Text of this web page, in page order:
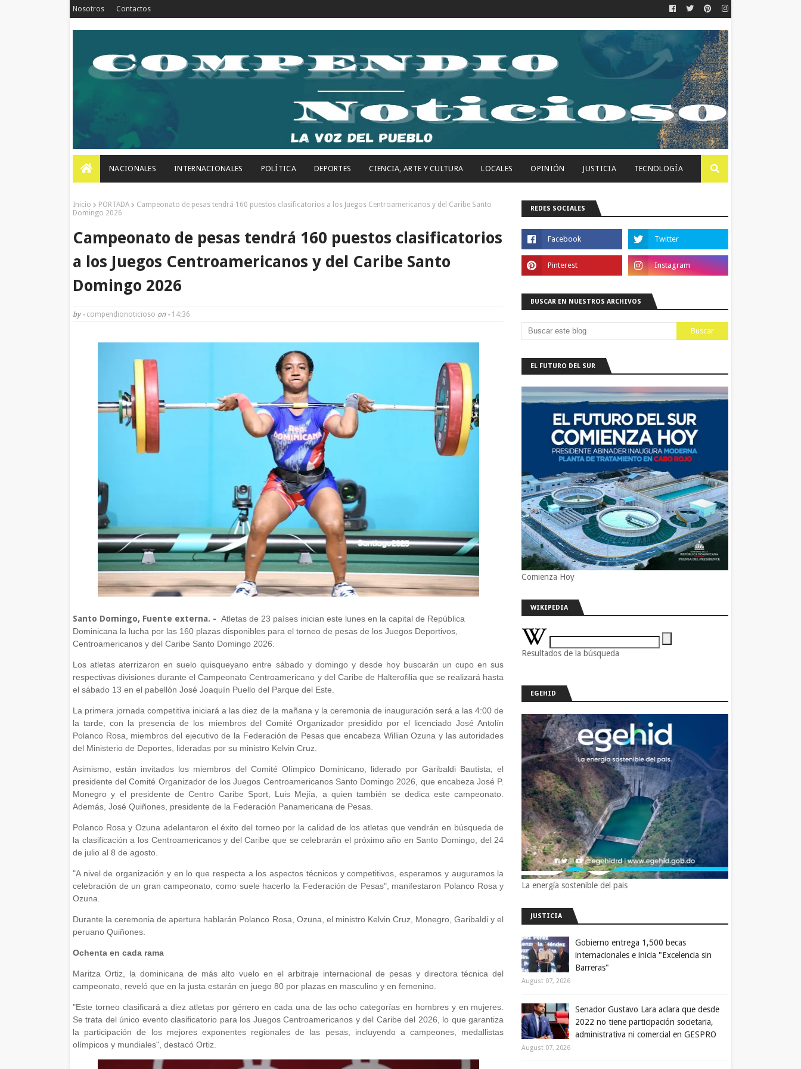
Nosotros Contactos
NACIONALES INTERNACIONALES POLÍTICA DEPORTES CIENCIA, ARTE Y CULTURA LOCALES OPINIÓN JUSTICIA TECNOLOGÍA
Inicio PORTADA
Campeonato de pesas tendrá 160 puestos clasificatorios a los Juegos Centroamericanos y del Caribe Santo
Domingo 2026
Campeonato de pesas tendrá 160 puestos clasificatorios
a los Juegos Centroamericanos y del Caribe Santo
Domingo 2026
by - compendionoticioso on - 14:36
Santo Domingo, Fuente externa. - Atletas de 23 países inician este lunes en la capital de República
Dominicana la lucha por las 160 plazas disponibles para el torneo de pesas de los Juegos Deportivos,
Centroamericanos y del Caribe Santo Domingo 2026.
Los atletas aterrizaron en suelo quisqueyano entre sábado y domingo y desde hoy buscarán un cupo en sus
respectivas divisiones durante el Campeonato Centroamericano y del Caribe de Halterofilia que se realizará hasta
el sábado 13 en el pabellón José Joaquín Puello del Parque del Este.
La primera jornada competitiva iniciará a las diez de la mañana y la ceremonia de inauguración será a las 4:00 de
la tarde, con la presencia de los miembros del Comité Organizador presidido por el licenciado José Antolín
Polanco Rosa, miembros del ejecutivo de la Federación de Pesas que encabeza Willian Ozuna y las autoridades
del Ministerio de Deportes, lideradas por su ministro Kelvin Cruz.
Asimismo, están invitados los miembros del Comité Olímpico Dominicano, liderado por Garibaldi Bautista; el
presidente del Comité Organizador de los Juegos Centroamericanos Santo Domingo 2026, que encabeza José P.
Monegro y el presidente de Centro Caribe Sport, Luis Mejía, a quien también se dedica este campeonato.
Además, José Quiñones, presidente de la Federación Panamericana de Pesas.
Polanco Rosa y Ozuna adelantaron el éxito del torneo por la calidad de los atletas que vendrán en búsqueda de
la clasificación a los Centroamericanos y del Caribe que se celebrarán el próximo año en Santo Domingo, del 24
de julio al 8 de agosto.
"A nivel de organización y en lo que respecta a los aspectos técnicos y competitivos, esperamos y auguramos la
celebración de un gran campeonato, como suele hacerlo la Federación de Pesas", manifestaron Polanco Rosa y
Ozuna.
Durante la ceremonia de apertura hablarán Polanco Rosa, Ozuna, el ministro Kelvin Cruz, Monegro, Garibaldi y el
peruano Quiñones.
Ochenta en cada rama
Maritza Ortiz, la dominicana de más alto vuelo en el arbitraje internacional de pesas y directora técnica del
campeonato, reveló que en la justa estarán en juego 80 por plazas en masculino y en femenino.
"Este torneo clasificará a diez atletas por género en cada una de las ocho categorías en hombres y en mujeres.
Se trata del único evento clasificatorio para los Juegos Centroamericanos y del Caribe del 2026, lo que garantiza
la participación de los mejores exponentes regionales de las pesas, incluyendo a campeones, medallistas
olímpicos y mundiales", destacó Ortiz.
REDES SOCIALES
BUSCAR EN NUESTROS ARCHIVOS
EL FUTURO DEL SUR
Comienza Hoy
WIKIPEDIA
Resultados de la búsqueda
EGEHID
La energía sostenible del pais
JUSTICIA
Gobierno entrega 1,500 becas
internacionales e inicia "Excelencia sin
Barreras"
August 07, 2026
Senador Gustavo Lara aclara que desde
2022 no tiene participación societaria,
administrativa ni comercial en GESPRO
August 07, 2026